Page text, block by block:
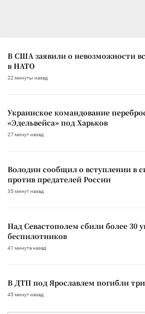
В США заявили о невозможности
в НАТО
22 минуты назад
Украинское командование
«Эдельвейса» под Харьков
27 минут назад
Володин сообщил о вступлении в
против предателей России
35 минут назад
Над Севастополем сбили более 30
беспилотников
41 минута назад
В ДТП под Ярославлем погибли три
45 минут назад